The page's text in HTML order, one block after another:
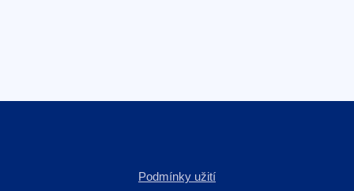
Podmínky užití